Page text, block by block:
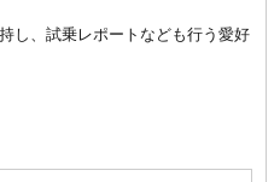
し、試乗レポートなども行う愛好